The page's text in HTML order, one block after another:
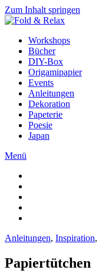
Zum Inhalt springen
Workshops
Bücher
DIY-Box
Origamipapier
Events
Anleitungen
Dekoration
Papeterie
Poesie
Japan
Menü
Anleitungen, Inspiration,
Papiertütchen